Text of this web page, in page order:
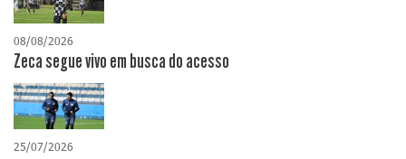
08/08/2026
Zeca segue vivo em busca do acesso
25/07/2026